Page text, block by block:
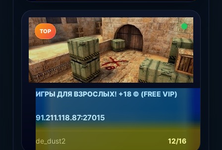
Подробнее Играть
TOP
​ИГРЫ ДЛЯ ВЗРОСЛЫХ! +18 © (FREE VIP)
91.211.118.87:27015
de_dust2 12/16